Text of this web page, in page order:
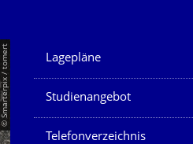
© Smarterpix / tomert Unsere Dienste
Lagepläne
Studienangebot
Telefonverzeichnis